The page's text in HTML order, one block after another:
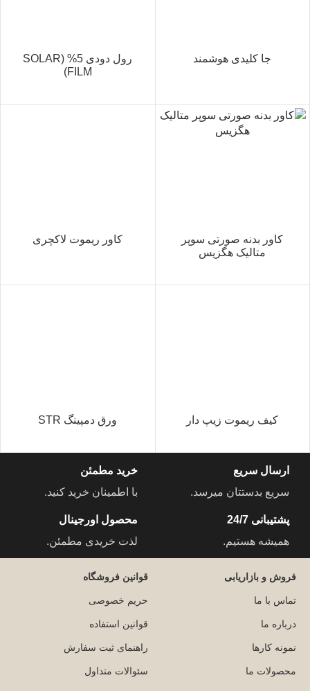
جا کلیدی هوشمند
رول دودی 5% (SOLAR
FILM)
کاور بدنه صورتی سوپر
متالیک هگزیس
کاور ریموت لاکچری
کیف ریموت زیپ دار ورق دمپینگ STR
ارسال سریع
سریع بدستتان میرسد.
خرید مطمئن
با اطمینان خرید کنید.
پشتیبانی 24/7
همیشه هستیم.
محصول اورجینال
لذت خریدی مطمئن.
فروش و بازاریابی
تماس با ما
درباره ما
نمونه کارها
محصولات ما
قوانین فروشگاه
حریم خصوصی
قوانین استفاده
راهنمای ثبت سفارش
سئوالات متداول